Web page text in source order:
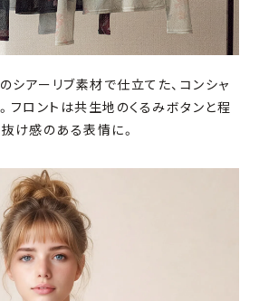
アーリブ素材で仕立てた、コンシャ
フロントは共生地のくるみボタンと程
け感のある表情に。